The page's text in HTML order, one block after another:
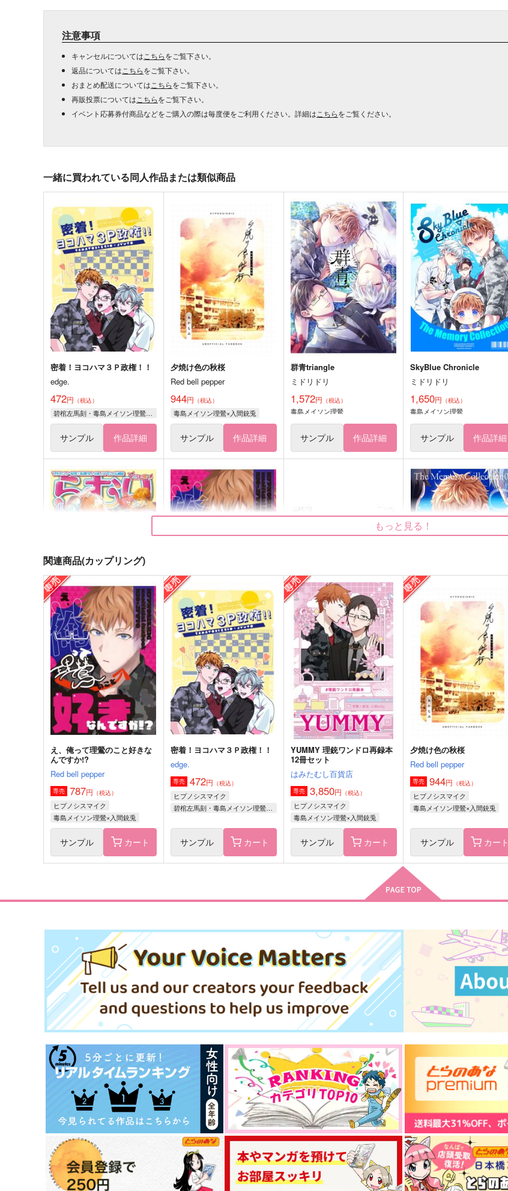
注意事項
キャンセルについては こちらをご覧下さい。
返品については こちらをご覧下さい。
おまとめ配送については こちらをご覧下さい。
再販投票については こちらをご覧下さい。
イベント応募券付商品などをご購入の際は毎度便をご利用ください。詳細は こちらをご覧ください。
一緒に買われている同人作品または類似商品
密着！ヨコハマ３Ｐ政権！！
edge.
472円 （税込）
碧棺左馬刻・毒島メイソン理鶯×入間銃兎
サンプル 作品詳細
夕焼け色の秋桜
Red bell pepper
944円 （税込）
毒島メイソン理鶯×入間銃兎
サンプル 作品詳細
群青triangle
ミドリドリ
1,572円 （税込）
毒島メイソン理鶯
サンプル 作品詳細
SkyBlue Chronicle
ミドリドリ
1,650円 （税込）
毒島メイソン理鶯
サンプル 作品詳細
らむり
地団駄ジャーニー
1,200円（税込）
飴村乱数×毒島メイソン理鶯
サンプル 作品詳細
え、俺って理鶯のこと好きな
んですか!?
Red bell pepper
787円（税込）
毒島メイソン理鶯×入間銃兎
サンプル 作品詳細
いちご通信
地団駄ジャーニー
1,200円 （税込）
飴村乱数×毒島メイソン理鶯
サンプル 作品詳細
SeaBlue Chronicle
ミドリドリ
1,887円（税込）
碧棺左馬刻×毒島メイソン理鶯
サンプル 作品詳細
（税込）
毒島メイソン理鶯×山田三郎
サンプル 作品詳細
SKT
550 円（税込）
毒島メイソン理鶯×有栖川帝統
サンプル 作品詳細
毒島メイソン理鶯×有栖川帝統
サンプル 作品詳細
はみたむし百貨店
（税込）
毒島メイソン理鶯×入間銃兎
作品詳細
左馬刻さま、お邪魔ムシ？ 海辺の街には雪が降る
もっと見る！
関連商品(カップリング)
え、俺って理鶯のこと好きな
んですか!?
Red bell pepper
専売 787円 （税込）
ヒプノシスマイク
毒島メイソン理鶯×入間銃兎
サンプル カート
密着！ヨコハマ３Ｐ政権！！
edge.
専売 472円 （税込）
ヒプノシスマイク
碧棺左馬刻・毒島メイソン理鶯×入間銃兎
サンプル カート
YUMMY 理銃ワンドロ再録本
12冊セット
はみたむし百貨店
専売 3,850円 （税込）
ヒプノシスマイク
毒島メイソン理鶯×入間銃兎
サンプル カート
夕焼け色の秋桜
Red bell pepper
専売 944円 （税込）
ヒプノシスマイク
毒島メイソン理鶯×入間銃兎
サンプル カート